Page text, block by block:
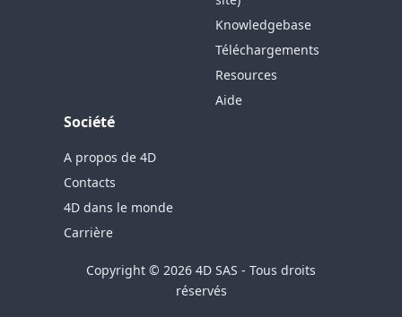
Knowledgebase
Téléchargements
Resources
Aide
Société
A propos de 4D
Contacts
4D dans le monde
Carrière
Copyright © 2026 4D SAS - Tous droits
réservés